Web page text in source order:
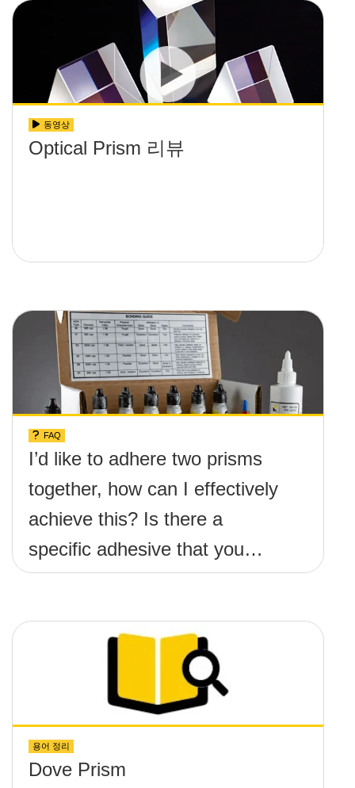
동영상
Optical Prism 리뷰
FAQ
I’d like to adhere two prisms
together, how can I effectively
achieve this? Is there a
specific adhesive that you
recommend?
용어 정리
Dove Prism